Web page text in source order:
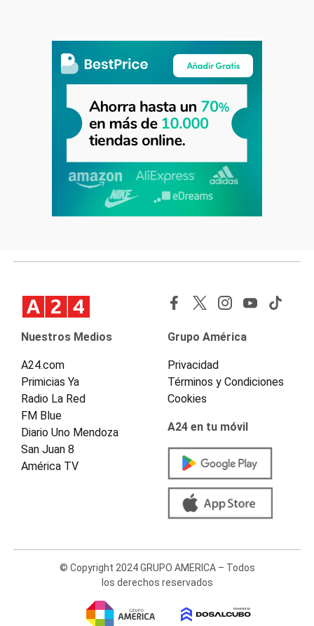
Nuestros Medios
A24.com
Primicias Ya
Radio La Red
FM Blue
Diario Uno Mendoza
San Juan 8
América TV
Grupo América
Privacidad
Términos y Condiciones
Cookies
A24 en tu móvil
© Copyright 2024 GRUPO AMERICA – Todos
los derechos reservados